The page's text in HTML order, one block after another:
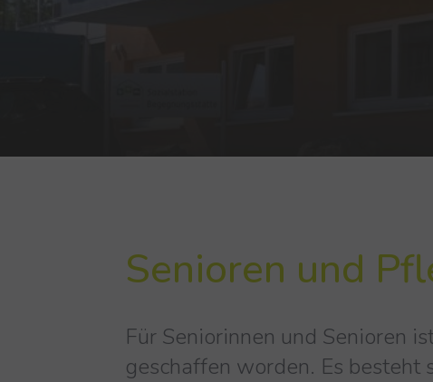
Senioren und
Für Seniorinnen und Senioren
geschaffen worden. Es